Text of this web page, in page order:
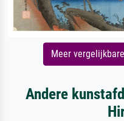
Meer
Andere